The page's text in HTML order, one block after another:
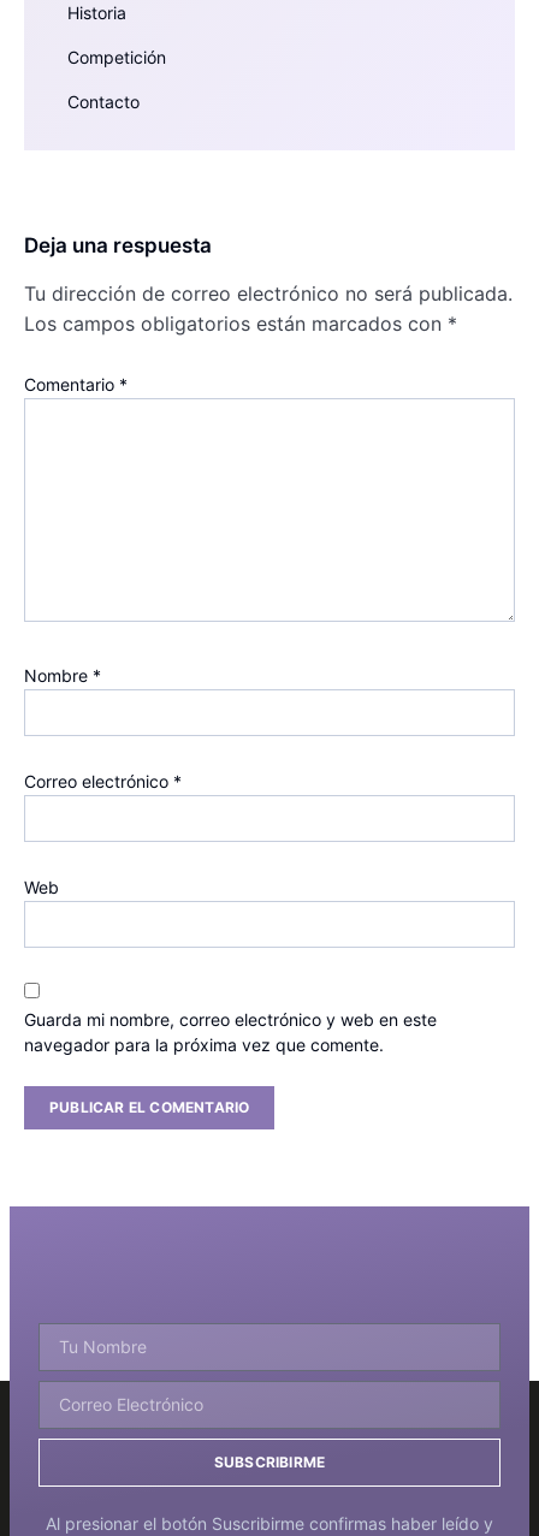
Historia
Competición
Contacto
Deja una respuesta
Tu dirección de correo electrónico no será publicada.
Los campos obligatorios están marcados con *
Comentario *
Nombre *
Correo electrónico *
Web
Guarda mi nombre, correo electrónico y web en este
navegador para la próxima vez que comente.
SUBSCRIBIRME
Al presionar el botón Suscribirme confirmas haber leído y